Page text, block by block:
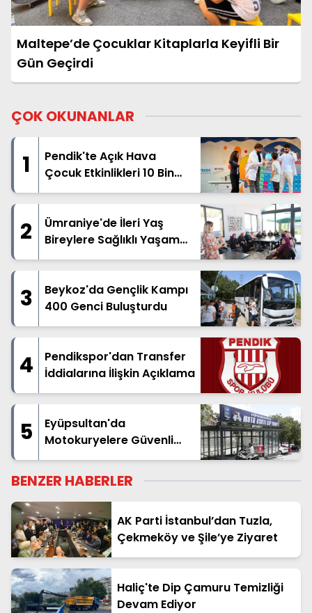
Maltepe’de Çocuklar Kitaplarla Keyifli Bir
Gün Geçirdi
ÇOK OKUNANLAR
1
Pendik'te Açık Hava
Çocuk Etkinlikleri 10 Bin
Çocuğu Buluşturdu
2
Ümraniye'de İleri Yaş
Bireylere Sağlıklı Yaşam
Desteği
3
Beykoz'da Gençlik Kampı
400 Genci Buluşturdu
4
Pendikspor'dan Transfer
İddialarına İlişkin Açıklama
5
Eyüpsultan'da
Motokuryelere Güvenli
Mola Alanı
BENZER HABERLER
AK Parti İstanbul’dan Tuzla,
Çekmeköy ve Şile’ye Ziyaret
Haliç'te Dip Çamuru Temizliği
Devam Ediyor